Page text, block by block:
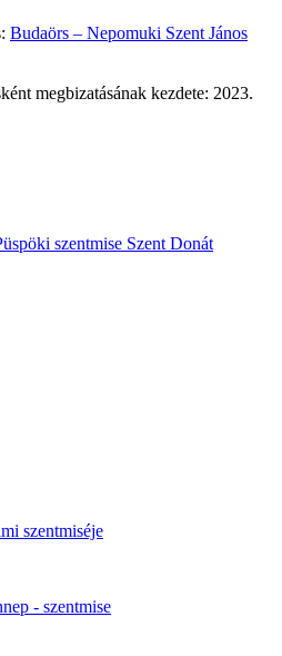
Budaörs – Nepomuki Szent János
megbizatásának kezdete: 2023.
szentmise Szent Donát
szentmiséje
- szentmise